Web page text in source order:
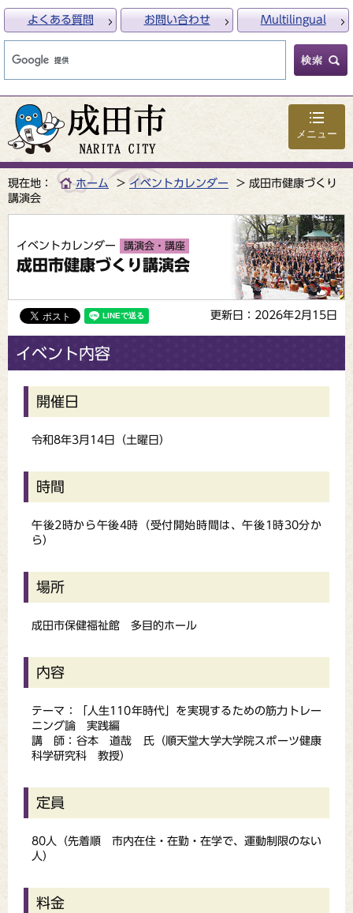
メニュー
よくある質問 お問い合わせ Multilingual
現在地： ホーム イベントカレンダー
成田市健康づくり
講演会
イベントカレンダー 講演会・講座
成田市健康づくり講演会
更新日：2026年2月15日
イベント内容
開催日
令和8年3月14日（土曜日）
時間
午後2時から午後4時（受付開始時間は、午後1時30分か
ら）
場所
成田市保健福祉館 多目的ホール
内容
テーマ：「人生110年時代」を実現するための筋力トレー
ニング論 実践編
講 師：谷本 道哉 氏（順天堂大学大学院スポーツ健康
科学研究科 教授）
定員
80人（先着順 市内在住・在勤・在学で、運動制限のない
人）
料金